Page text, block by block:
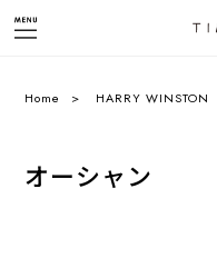
Home HARRY WINSTON
オーシャン